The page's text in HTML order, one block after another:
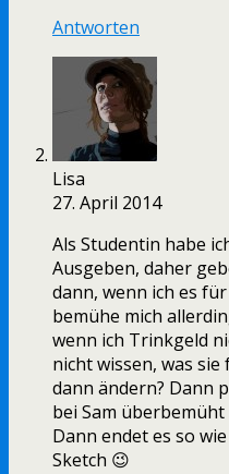
Antworten
Lisa
27. April 2014
Als Studentin habe
Ausgeben, daher
dann, wenn ich es
bemühe mich
wenn ich Trinkgeld
nicht wissen, was sie
dann ändern? Dann
bei Sam
Dann endet es so
Sketch 😉